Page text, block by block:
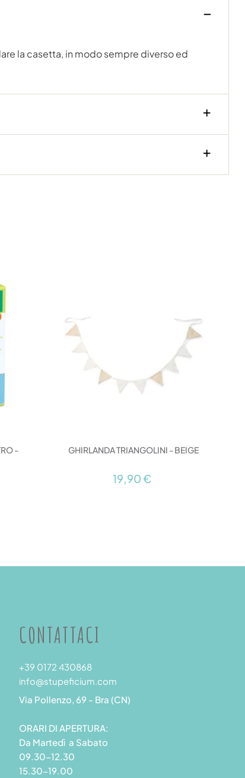
la casetta, in modo sempre diverso ed
-
GHIRLANDA TRIANGOLINI - BEIGE
19,90 €
CONTATTACI
+39 0172 430868
info@stupeficium.com
Via Pollenzo, 69 - Bra (CN)
ORARI DI APERTURA:
Da Martedì a Sabato
09.30-12.30
15.30-19.00